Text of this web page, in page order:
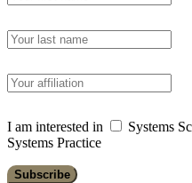
I am interested in Systems
Systems Practice